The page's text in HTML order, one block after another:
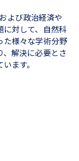
よび政治経済や
対して、自然科
た様々な学術分野
解決に必要とさ
ます。